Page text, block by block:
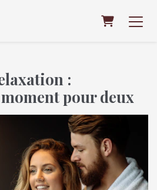
Panier
:
pour deux